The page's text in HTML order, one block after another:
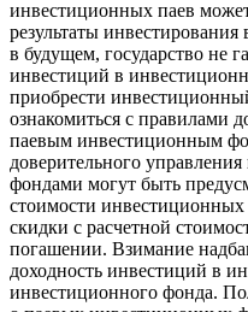
инвестиционных паев
результаты
в будущем, государство не
инвестиций в
приобрести
ознакомиться с правилами
паевым инвестиционным
доверительного
фондами могут быть
стоимости
скидки с расчетной
погашении. Взимание
доходность инвестиций в
инвестиционного фонда.